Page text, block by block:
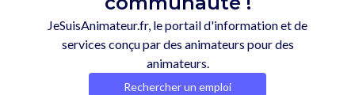
JeSuisAnimateur.fr, le portail d'information et de
services conçu par des animateurs pour des
animateurs.
Rechercher un emploi